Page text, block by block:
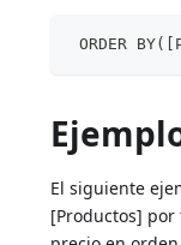
ORDER
El siguiente
[Productos]